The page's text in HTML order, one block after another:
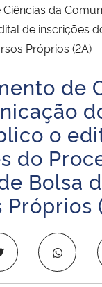
Pecuária e
Inovações e
da
de inscrições
Próprios (2A)
de
o
do
Bolsa
Próprios